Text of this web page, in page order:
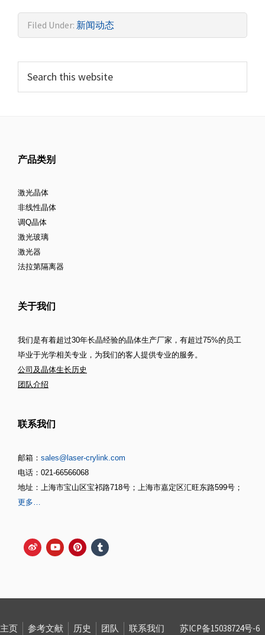
Filed Under: 新闻动态
产品类别
激光晶体
非线性晶体
调Q晶体
激光玻璃
激光器
法拉第隔离器
关于我们
我们是有着超过30年长晶经验的晶体生产厂家，有超过75%的员工
毕业于光学相关专业，为我们的客人提供专业的服务。
公司及晶体生长历史
团队介绍
联系我们
邮箱： sales@laser-crylink.com
电话：021-66566068
地址：上海市宝山区宝祁路718号；上海市嘉定区汇旺东路599号；
更多…
主页 参考文献 历史 团队 联系我们 苏ICP备15038724号-6